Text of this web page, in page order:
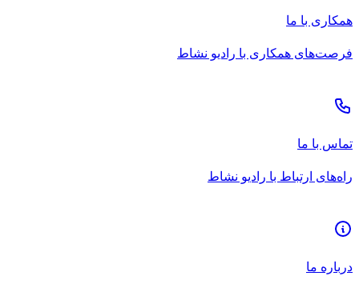
همکاری با ما
فرصت‌های همکاری با رادیو نشاط
تماس با ما
راه‌های ارتباط با رادیو نشاط
درباره ما